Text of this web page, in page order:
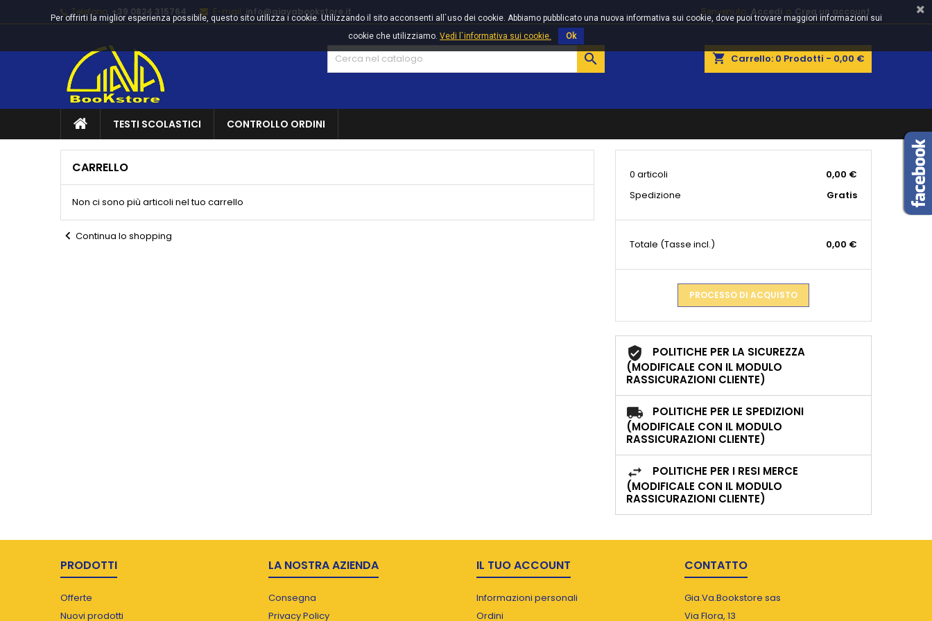
Telefono: +39 0824 315764 E-mail: info@giavabookstore.it Benvenuto, Accedi o Crea un account
shopping_cart Carrello: 0 Prodotti - 0,00 €

TESTI SCOLASTICI CONTROLLO ORDINI
CARRELLO
Non ci sono più articoli nel tuo carrello
chevron_left Continua lo shopping
0 articoli
0,00 €
Spedizione
Gratis
Totale (Tasse incl.) 0,00 €
PROCESSO DI ACQUISTO
POLITICHE PER LA SICUREZZA
(MODIFICALE CON IL MODULO
RASSICURAZIONI CLIENTE)
POLITICHE PER LE SPEDIZIONI
(MODIFICALE CON IL MODULO
RASSICURAZIONI CLIENTE)
POLITICHE PER I RESI MERCE
(MODIFICALE CON IL MODULO
RASSICURAZIONI CLIENTE)
PRODOTTI
Offerte
Nuovi prodotti
LA NOSTRA AZIENDA
Consegna
Privacy Policy
IL TUO ACCOUNT
Informazioni personali
Ordini
CONTATTO
Gia.Va.Bookstore sas
Via Flora, 13
Per offrirti la miglior esperienza possibile, questo sito utilizza i cookie. Utilizzando il sito acconsenti all`uso dei cookie. Abbiamo pubblicato una nuova informativa sui cookie, dove puoi trovare maggiori informazioni sui
cookie che utilizziamo. Vedi l`informativa sui cookie. Ok